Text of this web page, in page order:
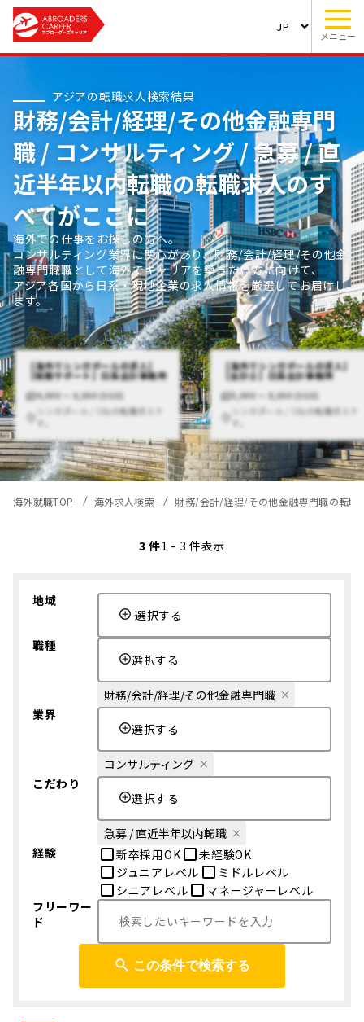
メニュー
アジアの転職求人検索結果
財務/会計/経理/その他金融専門
職 / コンサルティング / 急募 / 直
近半年以内転職の転職求人のす
べてがここに
海外での仕事をお探しの方へ。
コンサルティング業界に関心があり、財務/会計/経理/その他金
融専門職職として海外でキャリアを築きたい方に向けて、
アジア各国から日系・現地企業の求人情報を厳選してお届けし
ます。
【海外でシンガポールの求人】
【税務サポート】日系会計事務所
4,000 〜 6,000 (SGD)
シンガポール / Cityの転職求人で
す。
【海外でシンガポールの求人】
【会計士】日系会計事務所
5,000 〜 8,000 (SGD)
シンガポール / Cityの転職求人で
す。
海外就職TOP 海外求人検索 財務/会計/経理/その他金融専門職の転職
3 件1 - 3 件表示
地域
選択する
職種
選択する
財務/会計/経理/その他金融専門職
業界
選択する
コンサルティング
こだわり
選択する
急募 / 直近半年以内転職
経験
新卒採用OK
未経験OK
ジュニアレベル
ミドルレベル
シニアレベル
マネージャーレベル
フリーワー
ド
この条件で検索する